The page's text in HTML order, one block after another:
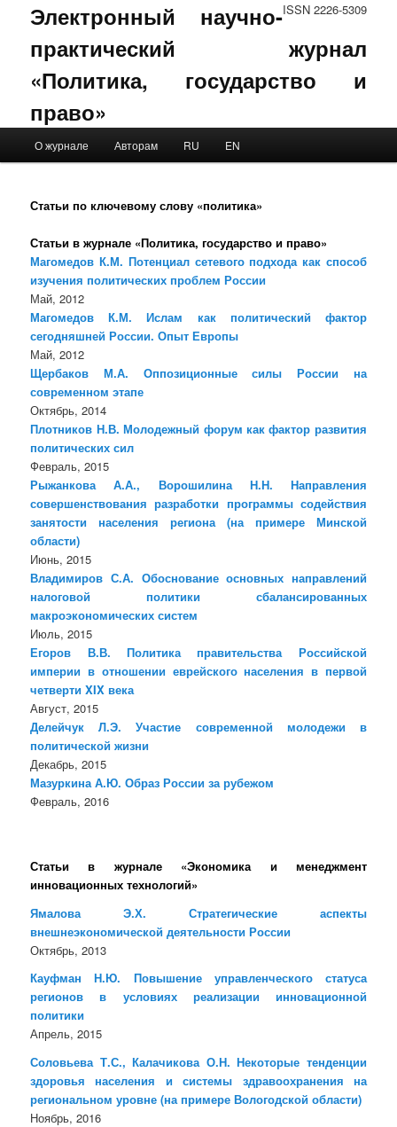
ISSN 2226-5309
Электронный научно-
практический журнал
«Политика, государство и
право»
Skip to primary content
Skip to secondary content
О журнале Авторам RU EN
Статьи по ключевому слову «политика»
Статьи в журнале «Политика, государство и право»
Магомедов К.М. Потенциал сетевого подхода как способ
изучения политических проблем России
Май, 2012
Магомедов К.М. Ислам как политический фактор
сегодняшней России. Опыт Европы
Май, 2012
Щербаков М.А. Оппозиционные силы России на
современном этапе
Октябрь, 2014
Плотников Н.В. Молодежный форум как фактор развития
политических сил
Февраль, 2015
Рыжанкова А.А., Ворошилина Н.Н. Направления
совершенствования разработки программы содействия
занятости населения региона (на примере Минской
области)
Июнь, 2015
Владимиров С.А. Обоснование основных направлений
налоговой политики сбалансированных
макроэкономических систем
Июль, 2015
Егоров В.В. Политика правительства Российской
империи в отношении еврейского населения в первой
четверти XIX века
Август, 2015
Делейчук Л.Э. Участие современной молодежи в
политической жизни
Декабрь, 2015
Мазуркина А.Ю. Образ России за рубежом
Февраль, 2016
Статьи в журнале «Экономика и менеджмент
инновационных технологий»
Ямалова Э.Х. Стратегические аспекты
внешнеэкономической деятельности России
Октябрь, 2013
Кауфман Н.Ю. Повышение управленческого статуса
регионов в условиях реализации инновационной
политики
Апрель, 2015
Соловьева Т.С., Калачикова О.Н. Некоторые тенденции
здоровья населения и системы здравоохранения на
региональном уровне (на примере Вологодской области)
Ноябрь, 2016